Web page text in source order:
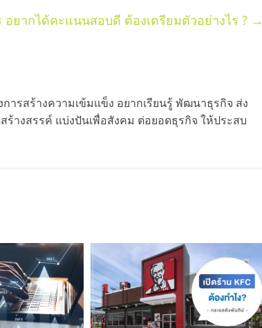
อยากได้คะแนนสอบดี ต้องเตรียมตัวอย่างไร ? →
รสร้างความเข้มแข็ง อยากเรียนรู้ พัฒนาธุรกิจ ส่ง
ร้างสรรค์ แบ่งปันเพื่อสังคม ต่อยอดธุรกิจ ให้ประสบ